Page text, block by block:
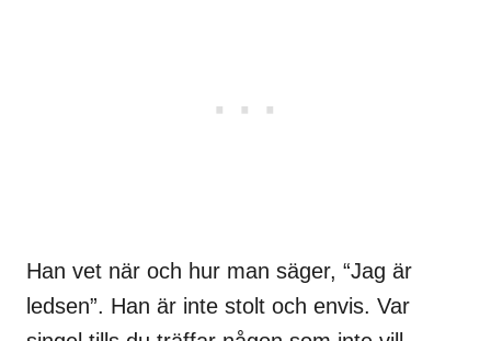
Han vet när och hur man säger, “Jag är
ledsen”. Han är inte stolt och envis. Var